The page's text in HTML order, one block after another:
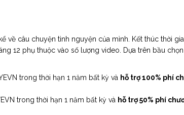
về câu chuyện tình nguyện của mình. Kết thúc thời
12 phụ thuộc vào số lượng video. Dựa trên bầu
trong thời hạn 1 năm bất kỳ và hỗ trợ 100% phí
trong thời hạn 1 năm bất kỳ và hỗ trợ 50% phí